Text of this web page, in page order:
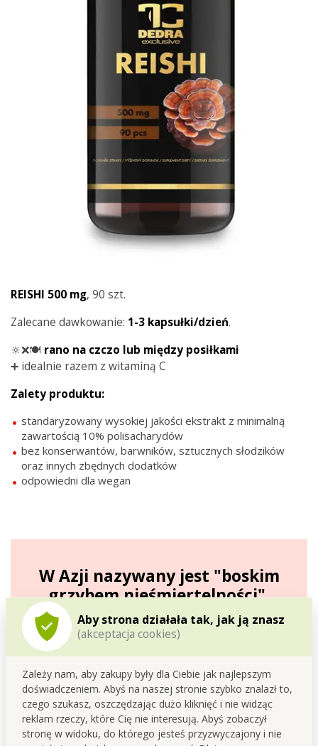
Aby strona działała tak, jak ją znasz
(akceptacja cookies)
Zależy nam, aby zakupy były dla Ciebie jak najlepszym
doświadczeniem. Abyś na naszej stronie szybko znalazł to,
czego szukasz, oszczędzając dużo kliknięć i nie widząc
reklam rzeczy, które Cię nie interesują. Abyś zobaczył
stronę w widoku, do którego jesteś przyzwyczajony i nie
REISHI 500 mg, 90 szt.
Zalecane dawkowanie: 1-3 kapsułki/dzień.
🔆❌🍽️ rano na czczo lub między posiłkami
➕ idealnie razem z witaminą C
Zalety produktu:
standaryzowany wysokiej jakości ekstrakt z minimalną
zawartością 10% polisacharydów
bez konserwantów, barwników, sztucznych słodzików
oraz innych zbędnych dodatków
odpowiedni dla wegan
W Azji nazywany jest "boskim
grzybem nieśmiertelności".
Jest bogaty w polisacharydy (zwłaszcza beta-
glukany), minerały, witaminy i pierwiastki